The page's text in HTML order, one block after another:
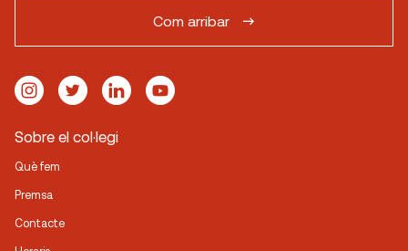
Com arribar
Sobre el col·legi
Què fem
Premsa
Contacte